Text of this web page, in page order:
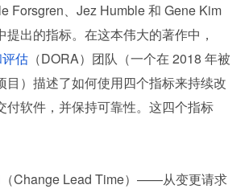
Forsgren、Jez Humble 和 Gene Kim
出的指标。在这本伟大的著作中，
估 （DORA）团队（一个在 2018 年被
目）描述了如何使用四个指标来持续改
付软件，并保持可靠性。这四个指标
Change Lead Time）——从变更请求